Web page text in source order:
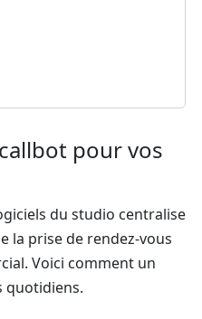
pour vos
du studio centralise
la prise de rendez‑vous
Voici comment un
quotidiens.